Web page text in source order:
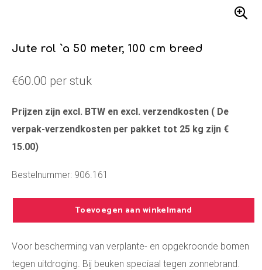
Jute rol `a 50 meter, 100 cm breed
€60.00 per stuk
Prijzen zijn excl. BTW en excl. verzendkosten ( De
verpak-verzendkosten per pakket tot 25 kg zijn €
15.00)
Bestelnummer: 906.161
Toevoegen aan winkelmand
Voor bescherming van verplante- en opgekroonde bomen
tegen uitdroging. Bij beuken speciaal tegen zonnebrand.